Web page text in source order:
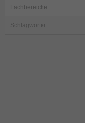
Fachbereiche
Schlagwörter